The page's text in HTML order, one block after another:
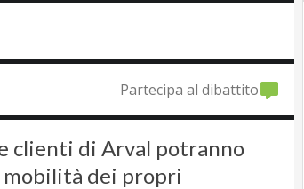
Partecipa al dibattito
clienti di Arval potranno
mobilità dei propri